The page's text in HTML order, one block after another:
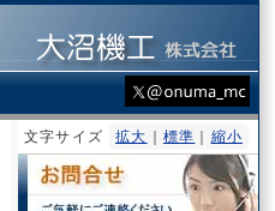
文字サイズ 拡大 標準 縮小